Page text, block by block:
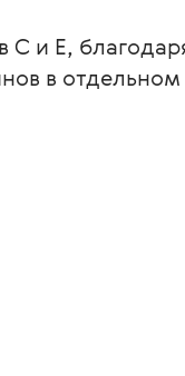
С и Е,
в отдельном